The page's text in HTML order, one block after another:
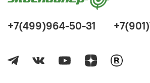
+7(499)964-50-31